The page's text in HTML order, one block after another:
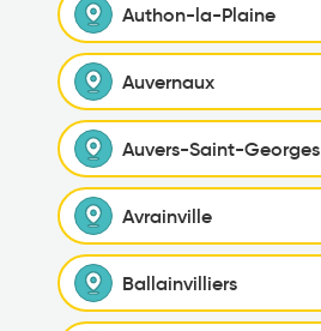
Authon-la-Plaine
Auvernaux
Auvers-Saint-Georges
Avrainville
Ballainvilliers